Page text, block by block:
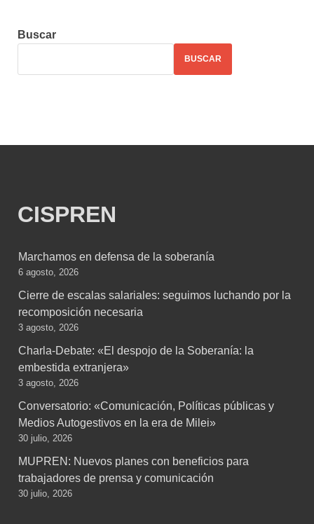
Buscar
BUSCAR
CISPREN
Marchamos en defensa de la soberanía
6 agosto, 2026
Cierre de escalas salariales: seguimos luchando por la
recomposición necesaria
3 agosto, 2026
Charla-Debate: «El despojo de la Soberanía: la
embestida extranjera»
3 agosto, 2026
Conversatorio: «Comunicación, Políticas públicas y
Medios Autogestivos en la era de Milei»
30 julio, 2026
MUPREN: Nuevos planes con beneficios para
trabajadores de prensa y comunicación
30 julio, 2026